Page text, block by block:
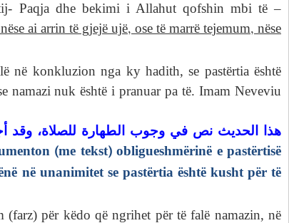
Paqja dhe bekimi i Allahut qofshin mbi të –
ai arrin të gjejë ujë, ose të marrë tejemum, nëse
në konkluzion nga ky hadith, se pastërtia është
namazi nuk është i pranuar pa të. Imam Neveviu
هذا الحديث نص في وجوب الطهارة للصلاة، وقد
(me tekst) obligueshmërinë e pastërtisë
në unanimitet se pastërtia është kusht për të
(farz) për këdo që ngrihet për të falë namazin, në